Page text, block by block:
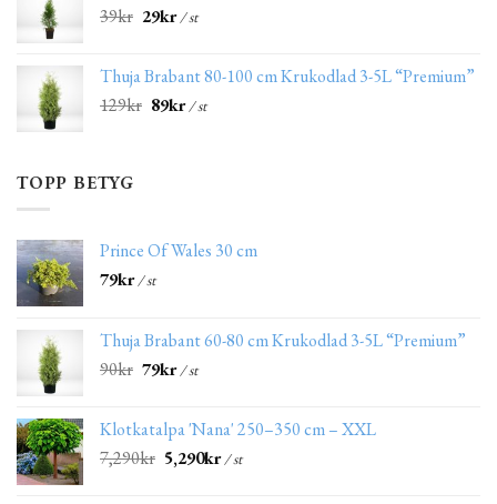
39kr 29kr/ st
Thuja Brabant 80-100 cm Krukodlad 3-5L “Premium”
129kr 89kr/ st
TOPP BETYG
Prince Of Wales 30 cm
79kr/ st
Thuja Brabant 60-80 cm Krukodlad 3-5L “Premium”
90kr 79kr/ st
Klotkatalpa 'Nana' 250–350 cm – XXL
7,290kr 5,290kr/ st